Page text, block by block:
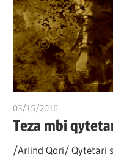
03/15/2016
Teza mbi
/Arlind Qori/ Qytetari